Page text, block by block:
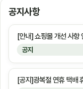
공지사항
공지
[안내] 쇼핑몰 개선 사항
[공지]광복절 연휴 택배